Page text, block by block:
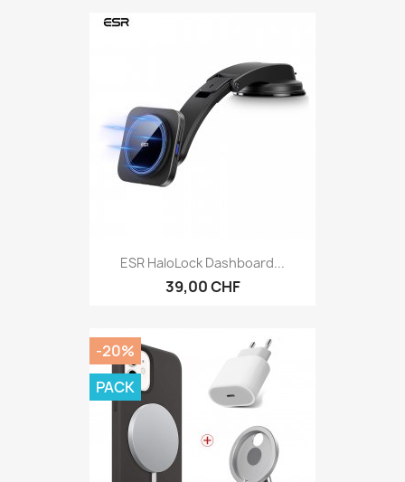
ESR HaloLock Dashboard...
39,00 CHF
-20%
PACK